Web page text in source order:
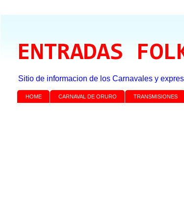
ENTRADAS
Sitio de informacion de los Carnavales y
HOME CARNAVAL DE ORURO TRANSMISIONES